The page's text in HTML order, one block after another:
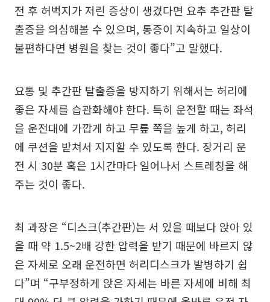
전 후 허벅지가 저린 증상이 생겼다면 요추 추간판 탈
출증을 의심해볼 수 있으며, 통증이 지속하고 일상이
불편하다면 병원을 찾는 것이 좋다”고 말했다.
요통 및 추간판 탈출증을 방지하기 위해서는 허리에
좋은 자세를 습관화해야 한다. 특히 운전할 때는 좌석
을 운전대에 가깝게 하고 무릎 쪽을 높게 하고, 허리
에 쿠션을 받쳐서 지지할 수 있도록 한다. 장거리 운
전 시 30분 혹은 1시간마다 일어나서 스트레칭을 해
주는 것이 좋다.
최 과장은 “디스크(추간판)는 서 있을 때보다 앉아 있
을 때 약 1.5~2배 강한 압력을 받기 때문에 바르지 않
은 자세로 오래 운전하면 허리디스크가 발병하기 쉽
다”며 “구부정하게 앉은 자세는 바른 자세에 비해 최